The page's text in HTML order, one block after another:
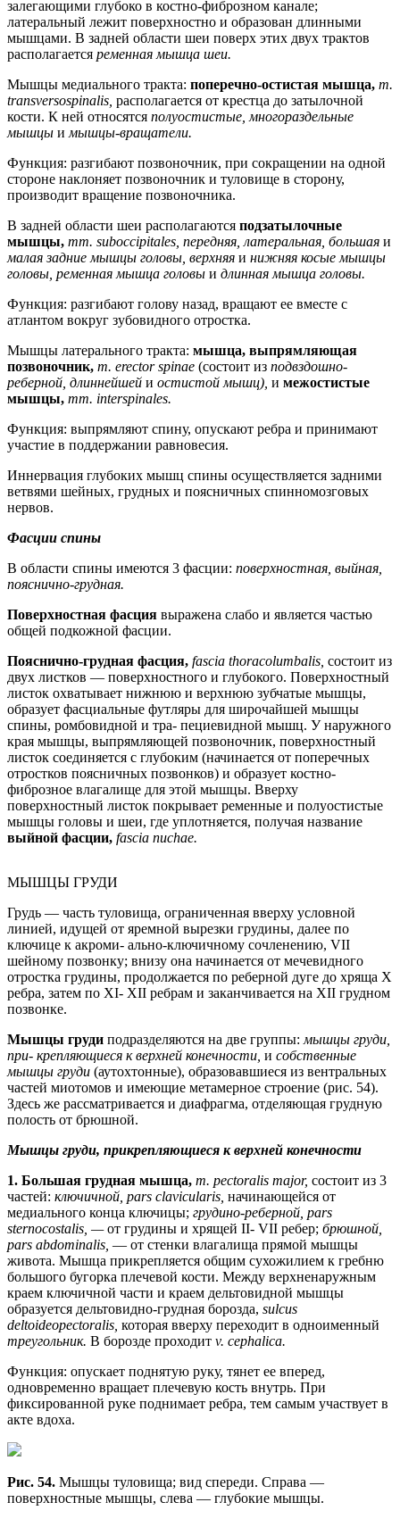
залегающими глубоко в костно-фиброзном канале;
латеральный лежит поверхностно и образован длинными
мышцами. В задней области шеи поверх этих двух трактов
располагается ременная мышца шеи.
Мышцы медиального тракта: поперечно-остистая мышца, т.
transversospinalis, располагается от крестца до затылочной
кости. К ней относятся полуостистые, многораздельные
мышцы и мышцы-вращатели.
Функция: разгибают позвоночник, при сокращении на одной
стороне наклоняет позвоночник и туловище в сторону,
производит вращение позвоночника.
В задней области шеи располагаются подзатылочные
мышцы, mm. suboccipitales, передняя, латеральная, большая и
малая задние мышцы головы, верхняя и нижняя косые мышцы
головы, ременная мышца головы и длинная мышца головы.
Функция: разгибают голову назад, вращают ее вместе с
атлантом вокруг зубовидного отростка.
Мышцы латерального тракта: мышца, выпрямляющая
позвоночник, т. erector spinae (состоит из подвздошно-
реберной, длиннейшей и остистой мышц), и межостистые
мышцы, тт. interspinales.
Функция: выпрямляют спину, опускают ребра и принимают
участие в поддержании равновесия.
Иннервация глубоких мышц спины осуществляется задними
ветвями шейных, грудных и поясничных спинномозговых
нервов.
Фасции спины
В области спины имеются 3 фасции: поверхностная, выйная,
пояснично-грудная.
Поверхностная фасция выражена слабо и является частью
общей подкожной фасции.
Пояснично-грудная фасция, fascia thoracolumbalis, состоит из
двух листков — поверхностного и глубокого. Поверхностный
листок охватывает нижнюю и верхнюю зубчатые мышцы,
образует фасциальные футляры для широчайшей мышцы
спины, ромбовидной и тра- пециевидной мышц. У наружного
края мышцы, выпрямляющей позвоночник, поверхностный
листок соединяется с глубоким (начинается от поперечных
отростков поясничных позвонков) и образует костно-
фиброзное влагалище для этой мышцы. Вверху
поверхностный листок покрывает ременные и полуостистые
мышцы головы и шеи, где уплотняется, получая название
выйной фасции, fascia nuchae.
МЫШЦЫ ГРУДИ
Грудь — часть туловища, ограниченная вверху условной
линией, идущей от яремной вырезки грудины, далее по
ключице к акроми- ально-ключичному сочленению, VII
шейному позвонку; внизу она начинается от мечевидного
отростка грудины, продолжается по реберной дуге до хряща Х
ребра, затем по XI- XII ребрам и заканчивается на XII грудном
позвонке.
Мышцы груди подразделяются на две группы: мышцы груди,
при- крепляющиеся к верхней конечности, и собственные
мышцы груди (аутохтонные), образовавшиеся из вентральных
частей миотомов и имеющие метамерное строение (рис. 54).
Здесь же рассматривается и диафрагма, отделяющая грудную
полость от брюшной.
Мышцы груди, прикрепляющиеся к верхней конечности
1. Большая грудная мышца, т. pectoralis major, состоит из 3
частей: ключичной, pars clavicularis, начинающейся от
медиального конца ключицы; грудино-реберной, pars
sternocostalis, —от грудины и хрящей II- VII ребер; брюшной,
pars abdominalis, — от стенки влагалища прямой мышцы
живота. Мышца прикрепляется общим сухожилием к гребню
большого бугорка плечевой кости. Между верхненаружным
краем ключичной части и краем дельтовидной мышцы
образуется дельтовидно-грудная борозда, sulcus
deltoideopectoralis, которая вверху переходит в одноименный
треугольник. В борозде проходит v. cephalica.
Функция: опускает поднятую руку, тянет ее вперед,
одновременно вращает плечевую кость внутрь. При
фиксированной руке поднимает ребра, тем самым участвует в
акте вдоха.
Рис. 54. Мышцы туловища; вид спереди. Справа —
поверхностные мышцы, слева — глубокие мышцы.